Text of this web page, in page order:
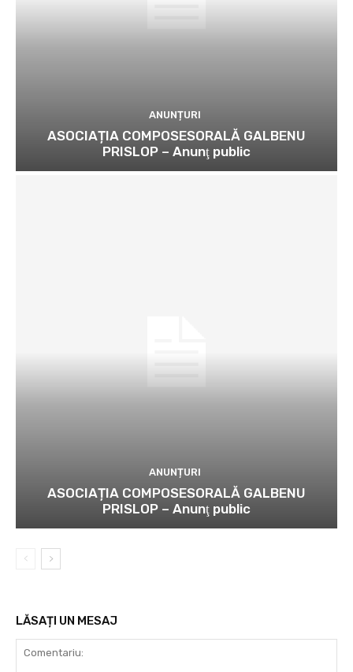
ANUNȚURI
ASOCIAȚIA COMPOSESORALĂ GALBENU
PRISLOP – Anunţ public
ANUNȚURI
ASOCIAȚIA COMPOSESORALĂ GALBENU
PRISLOP – Anunţ public
LĂSAȚI UN MESAJ